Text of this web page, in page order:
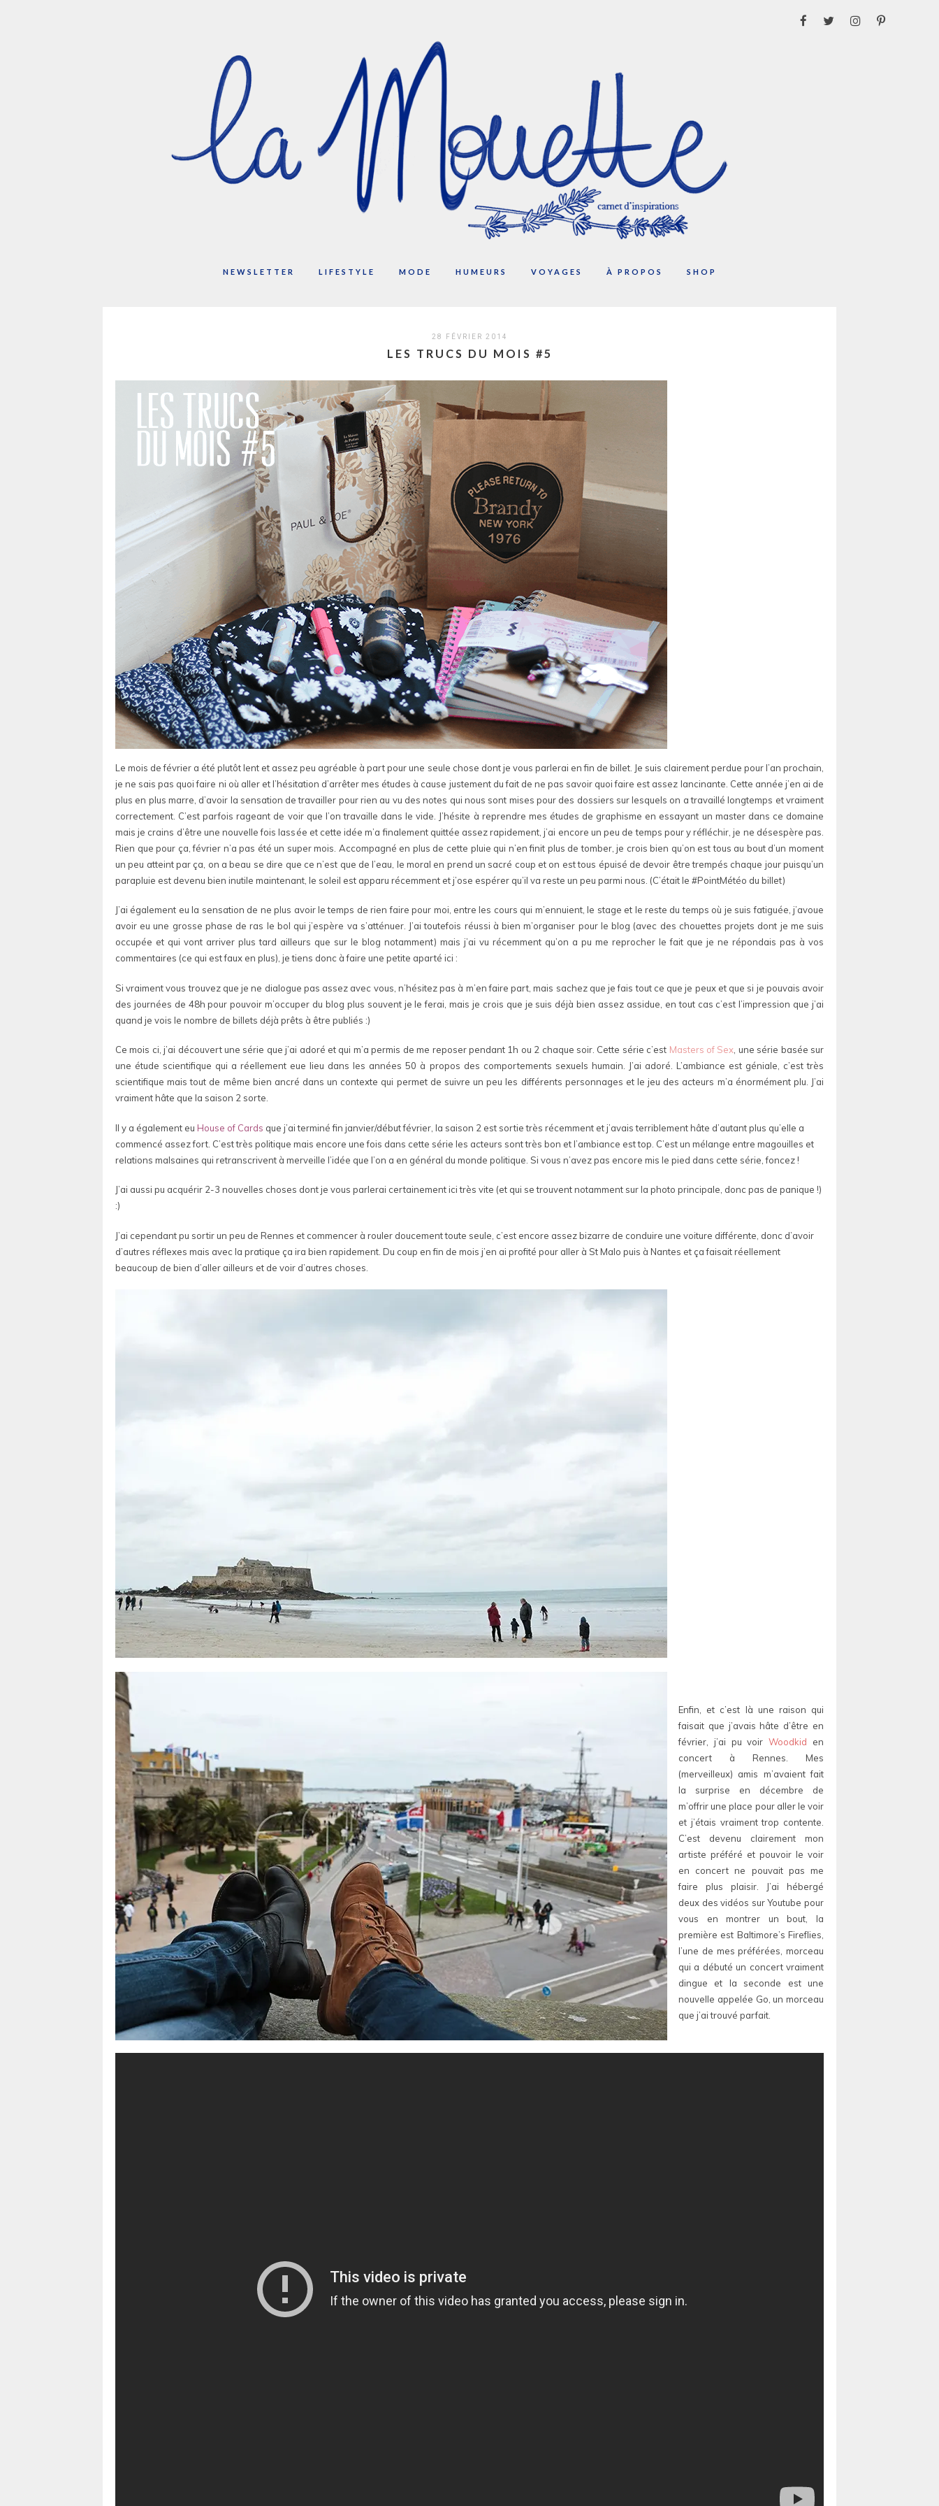
NEWSLETTER LIFESTYLE MODE HUMEURS VOYAGES À PROPOS SHOP
28 FÉVRIER 2014
LES TRUCS DU MOIS #5
Le mois de février a été plutôt lent et assez peu agréable à part pour une seule chose dont je vous parlerai en fin de billet. Je suis clairement perdue pour l’an prochain,
je ne sais pas quoi faire ni où aller et l’hésitation d’arrêter mes études à cause justement du fait de ne pas savoir quoi faire est assez lancinante. Cette année j’en ai de
plus en plus marre, d’avoir la sensation de travailler pour rien au vu des notes qui nous sont mises pour des dossiers sur lesquels on a travaillé longtemps et vraiment
correctement. C’est parfois rageant de voir que l’on travaille dans le vide. J’hésite à reprendre mes études de graphisme en essayant un master dans ce domaine
mais je crains d’être une nouvelle fois lassée et cette idée m’a finalement quittée assez rapidement, j’ai encore un peu de temps pour y réfléchir, je ne désespère pas.
Rien que pour ça, février n’a pas été un super mois. Accompagné en plus de cette pluie qui n’en finit plus de tomber, je crois bien qu’on est tous au bout d’un moment
un peu atteint par ça, on a beau se dire que ce n’est que de l’eau, le moral en prend un sacré coup et on est tous épuisé de devoir être trempés chaque jour puisqu’un
parapluie est devenu bien inutile maintenant, le soleil est apparu récemment et j’ose espérer qu’il va reste un peu parmi nous. (C’était le #PointMétéo du billet)
J’ai également eu la sensation de ne plus avoir le temps de rien faire pour moi, entre les cours qui m’ennuient, le stage et le reste du temps où je suis fatiguée, j’avoue
avoir eu une grosse phase de ras le bol qui j’espère va s’atténuer. J’ai toutefois réussi à bien m’organiser pour le blog (avec des chouettes projets dont je me suis
occupée et qui vont arriver plus tard ailleurs que sur le blog notamment) mais j’ai vu récemment qu’on a pu me reprocher le fait que je ne répondais pas à vos
commentaires (ce qui est faux en plus), je tiens donc à faire une petite aparté ici :
Si vraiment vous trouvez que je ne dialogue pas assez avec vous, n’hésitez pas à m’en faire part, mais sachez que je fais tout ce que je peux et que si je pouvais avoir
des journées de 48h pour pouvoir m’occuper du blog plus souvent je le ferai, mais je crois que je suis déjà bien assez assidue, en tout cas c’est l’impression que j’ai
quand je vois le nombre de billets déjà prêts à être publiés :)
Ce mois ci, j’ai découvert une série que j’ai adoré et qui m’a permis de me reposer pendant 1h ou 2 chaque soir. Cette série c’est Masters of Sex, une série basée sur
une étude scientifique qui a réellement eue lieu dans les années 50 à propos des comportements sexuels humain. J’ai adoré. L’ambiance est géniale, c’est très
scientifique mais tout de même bien ancré dans un contexte qui permet de suivre un peu les différents personnages et le jeu des acteurs m’a énormément plu. J’ai
vraiment hâte que la saison 2 sorte.
Il y a également eu House of Cards que j’ai terminé fin janvier/début février, la saison 2 est sortie très récemment et j’avais terriblement hâte d’autant plus qu’elle a
commencé assez fort. C’est très politique mais encore une fois dans cette série les acteurs sont très bon et l’ambiance est top. C’est un mélange entre magouilles et
relations malsaines qui retranscrivent à merveille l’idée que l’on a en général du monde politique. Si vous n’avez pas encore mis le pied dans cette série, foncez !
J’ai aussi pu acquérir 2-3 nouvelles choses dont je vous parlerai certainement ici très vite (et qui se trouvent notamment sur la photo principale, donc pas de panique !)
:)
J’ai cependant pu sortir un peu de Rennes et commencer à rouler doucement toute seule, c’est encore assez bizarre de conduire une voiture différente, donc d’avoir
d’autres réflexes mais avec la pratique ça ira bien rapidement. Du coup en fin de mois j’en ai profité pour aller à St Malo puis à Nantes et ça faisait réellement
beaucoup de bien d’aller ailleurs et de voir d’autres choses.
Enfin, et c’est là une raison qui
faisait que j’avais hâte d’être en
février, j’ai pu voirWoodkid en
concert à Rennes. Mes
(merveilleux) amis m’avaient fait
la surprise en décembre de
m’offrir une place pour aller le voir
et j’étais vraiment trop contente.
C’est devenu clairement mon
artiste préféré et pouvoir le voir
en concert ne pouvait pas me
faire plus plaisir. J’ai hébergé
deux des vidéos sur Youtube pour
vous en montrer un bout, la
première est Baltimore’s Fireflies,
l’une de mes préférées, morceau
qui a débuté un concert vraiment
dingue et la seconde est une
nouvelle appelée Go, un morceau
que j’ai trouvé parfait.